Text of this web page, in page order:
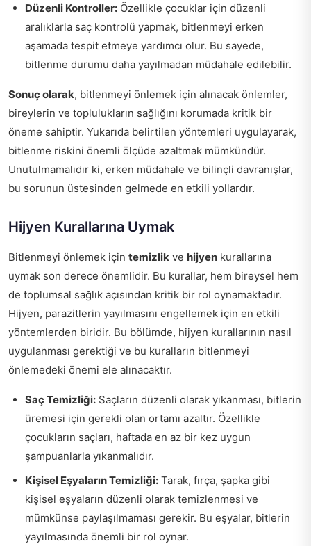
Düzenli Kontroller: Özellikle çocuklar için düzenli
aralıklarla saç kontrolü yapmak, bitlenmeyi erken
aşamada tespit etmeye yardımcı olur. Bu sayede,
bitlenme durumu daha yayılmadan müdahale edilebilir.
Sonuç olarak, bitlenmeyi önlemek için alınacak önlemler,
bireylerin ve toplulukların sağlığını korumada kritik bir
öneme sahiptir. Yukarıda belirtilen yöntemleri uygulayarak,
bitlenme riskini önemli ölçüde azaltmak mümkündür.
Unutulmamalıdır ki, erken müdahale ve bilinçli davranışlar,
bu sorunun üstesinden gelmede en etkili yollardır.
Hijyen Kurallarına Uymak
Bitlenmeyi önlemek için temizlik ve hijyen kurallarına
uymak son derece önemlidir. Bu kurallar, hem bireysel hem
de toplumsal sağlık açısından kritik bir rol oynamaktadır.
Hijyen, parazitlerin yayılmasını engellemek için en etkili
yöntemlerden biridir. Bu bölümde, hijyen kurallarının nasıl
uygulanması gerektiği ve bu kuralların bitlenmeyi
önlemedeki önemi ele alınacaktır.
Saç Temizliği: Saçların düzenli olarak yıkanması, bitlerin
üremesi için gerekli olan ortamı azaltır. Özellikle
çocukların saçları, haftada en az bir kez uygun
şampuanlarla yıkanmalıdır.
Kişisel Eşyaların Temizliği: Tarak, fırça, şapka gibi
kişisel eşyaların düzenli olarak temizlenmesi ve
mümkünse paylaşılmaması gerekir. Bu eşyalar, bitlerin
yayılmasında önemli bir rol oynar.